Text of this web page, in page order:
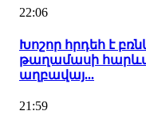
22:06
Խոշոր հրդեհ է
թաղամասի
աղբավայ...
21:59